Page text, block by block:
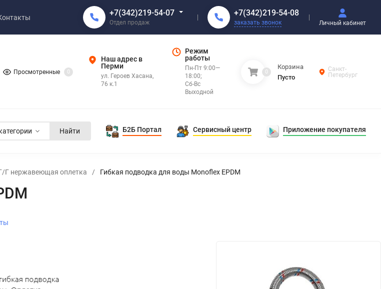
+7(342)219-54-07
Отдел продаж
+7(342)219-54-08
заказать звонок Личный кабинет
Просмотренные 0
Наш адрес в
Перми
ул. Героев Хасана,
76 к.1
Режим
работы
Пн-Пт 9:00—
18:00;
Сб-Вс
Выходной
0
Корзина
Пусто
Санкт-
Петербург
Найти Б2Б Портал Сервисный центр Приложение покупателя
Г нержавеющая оплетка / Гибкая подводка для воды Monoflex EPDM